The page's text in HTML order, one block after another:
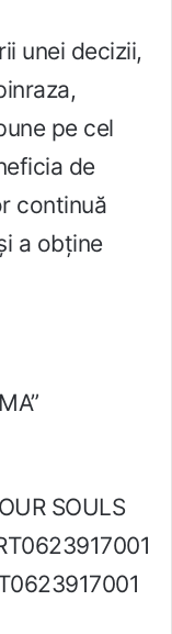
unei decizii,
pe cel
de
continuă
a obține
SOULS